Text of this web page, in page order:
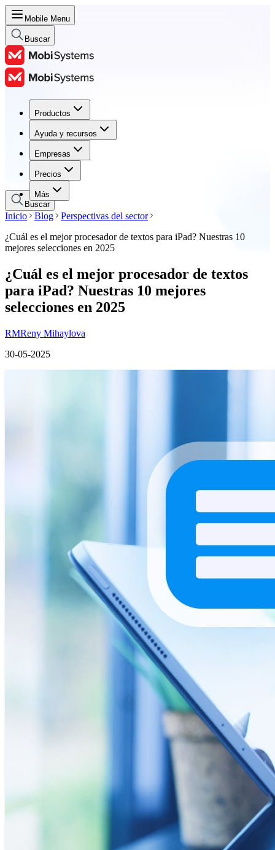
Mobile Menu
Buscar
Productos
Ayuda y recursos
Empresas
Precios
Más
Productos
Ayuda y recursos
Empresas
Precios
Buscar
Inicio Blog
Perspectivas del sector
¿Cuál es el mejor procesador de textos para iPad? Nuestras 10
mejores selecciones en 2025
¿Cuál es el mejor procesador de textos
para iPad? Nuestras 10 mejores
selecciones en 2025
RMReny Mihaylova
30-05-2025